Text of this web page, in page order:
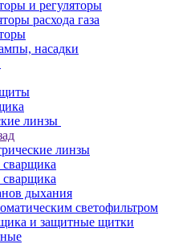
и регуляторы
расхода газа
насадки
линзы
линзы
дыхания
светофильтром
и защитные щитки